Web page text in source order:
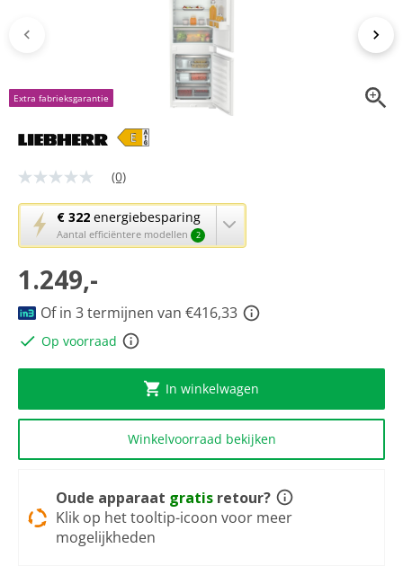
Extra fabrieksgarantie
Geen
scorewaarde
Dezelfde
paginalink.
(0)
€ 322 energiebesparing
Aantal efficiëntere modellen 2
Met
deze
knop
opent
Youreko’s
tool
voor
energiebesparing.
1.249,-
Of in 3 termijnen van €416,33
Op voorraad
In winkelwagen
Winkelvoorraad bekijken
Oude apparaat gratis retour?
Klik op het tooltip-icoon voor meer
mogelijkheden